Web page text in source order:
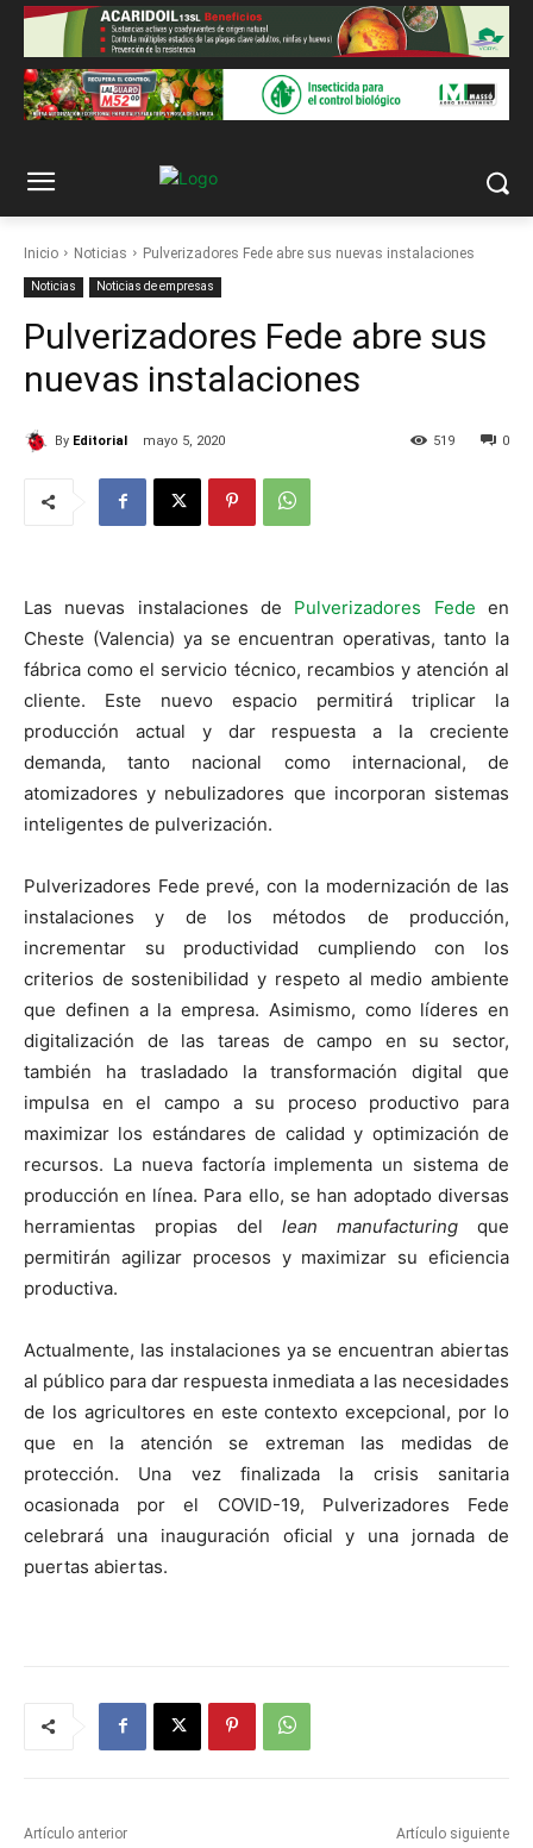
Inicio Noticias Pulverizadores Fede abre sus nuevas instalaciones
Noticias Noticias de empresas
Pulverizadores Fede abre sus
nuevas instalaciones
By Editorial mayo 5, 2020 0
519
Las nuevas instalaciones de Pulverizadores Fede en
Cheste (Valencia) ya se encuentran operativas, tanto la
fábrica como el servicio técnico, recambios y atención al
cliente. Este nuevo espacio permitirá triplicar la
producción actual y dar respuesta a la creciente
demanda, tanto nacional como internacional, de
atomizadores y nebulizadores que incorporan sistemas
inteligentes de pulverización.
Pulverizadores Fede prevé, con la modernización de las
instalaciones y de los métodos de producción,
incrementar su productividad cumpliendo con los
criterios de sostenibilidad y respeto al medio ambiente
que definen a la empresa. Asimismo, como líderes en
digitalización de las tareas de campo en su sector,
también ha trasladado la transformación digital que
impulsa en el campo a su proceso productivo para
maximizar los estándares de calidad y optimización de
recursos. La nueva factoría implementa un sistema de
producción en línea. Para ello, se han adoptado diversas
herramientas propias del lean manufacturing que
permitirán agilizar procesos y maximizar su eficiencia
productiva.
Actualmente, las instalaciones ya se encuentran abiertas
al público para dar respuesta inmediata a las necesidades
de los agricultores en este contexto excepcional, por lo
que en la atención se extreman las medidas de
protección. Una vez finalizada la crisis sanitaria
ocasionada por el COVID-19, Pulverizadores Fede
celebrará una inauguración oficial y una jornada de
puertas abiertas.
Artículo anterior Artículo siguiente